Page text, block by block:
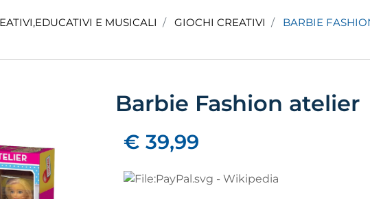
E MUSICALI GIOCHI CREATIVI BARBIE
Barbie Fashion atelier
€ 39,99